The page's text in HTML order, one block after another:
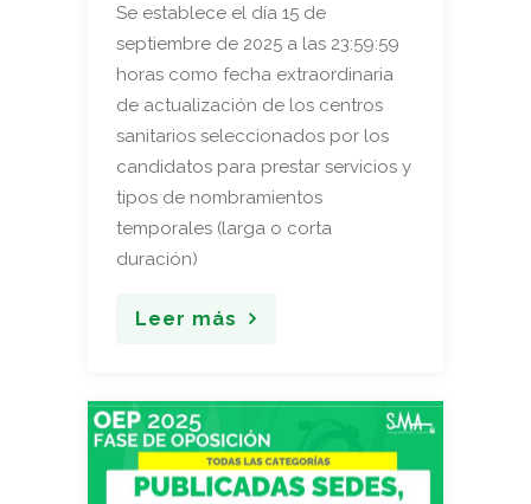
Se establece el día 15 de
septiembre de 2025 a las 23:59:59
horas como fecha extraordinaria
de actualización de los centros
sanitarios seleccionados por los
candidatos para prestar servicios y
tipos de nombramientos
temporales (larga o corta
duración)
Leer más